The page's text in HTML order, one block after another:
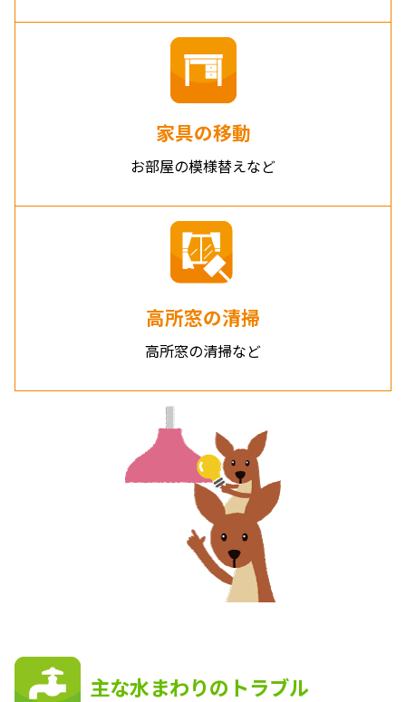
家具の移動
お部屋の模様替えなど
高所窓の清掃
高所窓の清掃など
主な水まわりのトラブル